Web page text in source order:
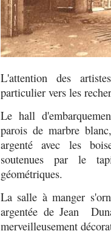
L'attention des
particulier vers les
Le hall
parois de marbre
argenté avec les
soutenues par le
géométriques.
La salle à manger
argentée de Jean
merveilleusement